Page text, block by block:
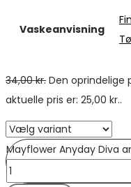
Vaskeanvisning
34,00kr. Den oprindelige
aktuelle pris er: 25,00 kr..
Mayflower Anyday Diva